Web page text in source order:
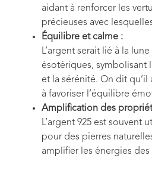
aidant à renforcer les
précieuses avec
Équilibre et calme :
L’argent serait lié à la
ésotériques, symbolisant
et la sérénité. On dit qu’il
à favoriser l’équilibre
Amplification des
L’argent 925 est souvent
pour des pierres
amplifier les énergies